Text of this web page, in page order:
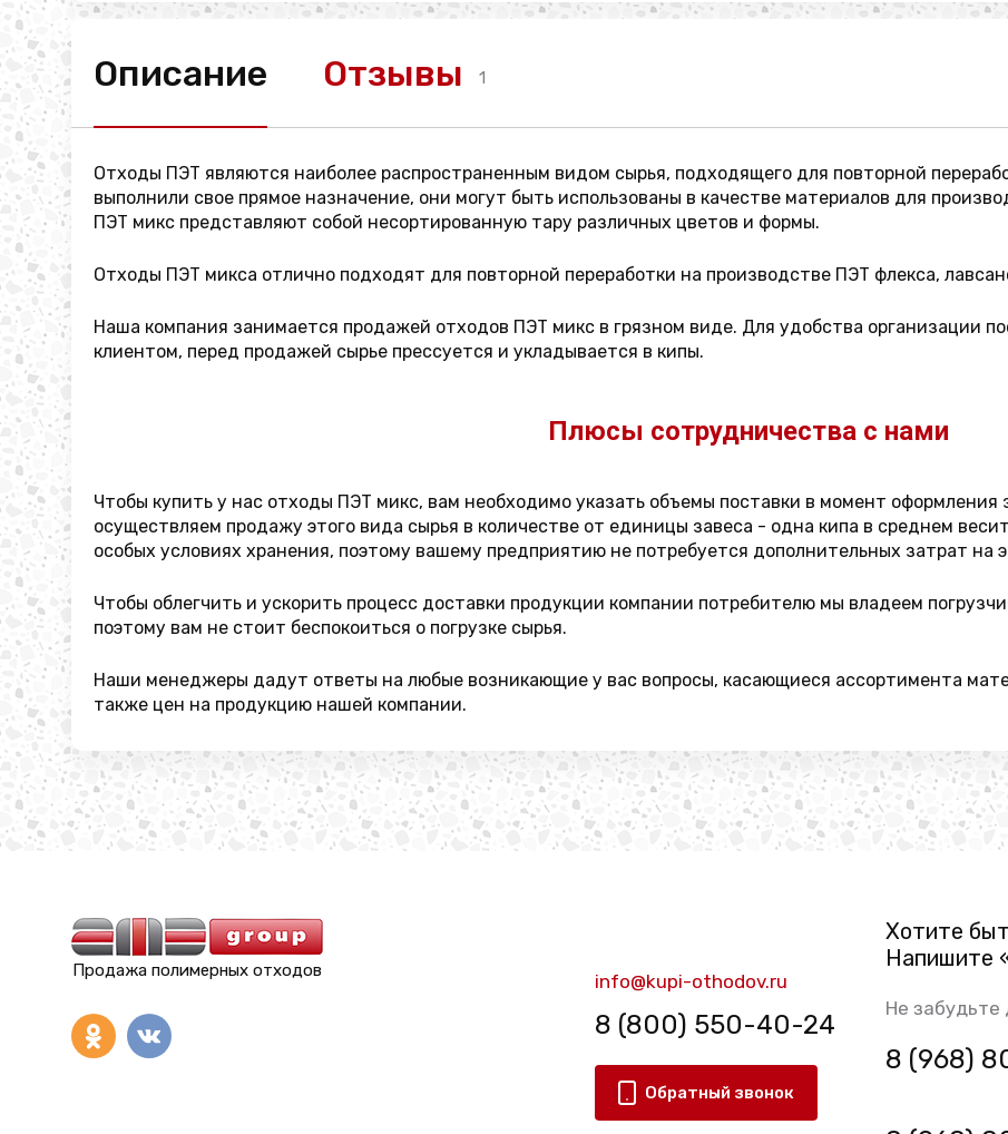
Описание Отзывы 1
Отходы ПЭТ являются наиболее распространенным видом сырья, подходящего для повторной
выполнили свое прямое назначение, они могут быть использованы в качестве материалов для
ПЭТ микс представляют собой несортированную тару различных цветов и формы.
Отходы ПЭТ микса отлично подходят для повторной переработки на производстве ПЭТ флекса,
Наша компания занимается продажей отходов ПЭТ микс в грязном виде. Для удобства организации
клиентом, перед продажей сырье прессуется и укладывается в кипы.
Плюсы сотрудничества с нами
Чтобы купить у нас отходы ПЭТ микс, вам необходимо указать объемы поставки в момент оформления
осуществляем продажу этого вида сырья в количестве от единицы завеса - одна кипа в среднем
особых условиях хранения, поэтому вашему предприятию не потребуется дополнительных затрат на
Чтобы облегчить и ускорить процесс доставки продукции компании потребителю мы владеем
поэтому вам не стоит беспокоиться о погрузке сырья.
Наши менеджеры дадут ответы на любые возникающие у вас вопросы, касающиеся ассортимента
также цен на продукцию нашей компании.
Продажа полимерных отходов info@kupi-othodov.ru
8 (800) 550-40-24
Обратный звонок
Хотите
Напишите
Не забудьте
8 (968)